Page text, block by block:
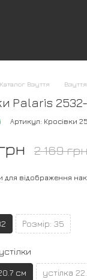
Каталог Взуття
Palaris
Артикул: Кросівки
2 169 грн
для відображення
Розмір: 35
см устілка